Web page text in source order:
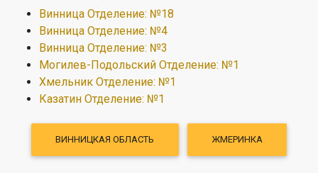
Винница Отделение: №18
Винница Отделение: №4
Винница Отделение: №3
Могилев-Подольский Отделение: №1
Хмельник Отделение: №1
Казатин Отделение: №1
ВИННИЦКАЯ ОБЛАСТЬ ЖМЕРИНКА